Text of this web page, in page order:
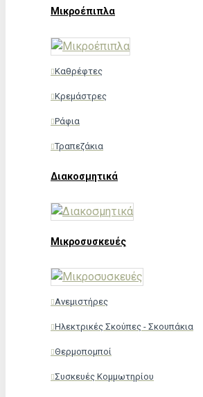
Μικροέπιπλα
Καθρέφτες
Κρεμάστρες
Ράφια
Τραπεζάκια
Διακοσμητικά
Μικροσυσκευές
Ανεμιστήρες
Ηλεκτρικές Σκούπες - Σκουπάκια
Θερμοπομποί
Συσκευές Κομμωτηρίου